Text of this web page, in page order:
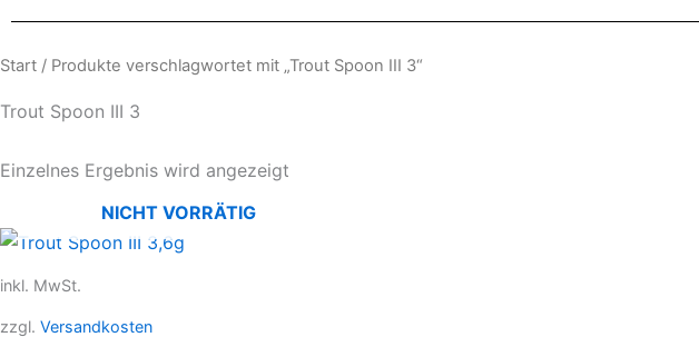
Start / Produkte verschlagwortet mit „Trout Spoon III 3“
Trout Spoon III 3
Einzelnes Ergebnis wird angezeigt
NICHT VORRÄTIG
inkl. MwSt.
zzgl. Versandkosten